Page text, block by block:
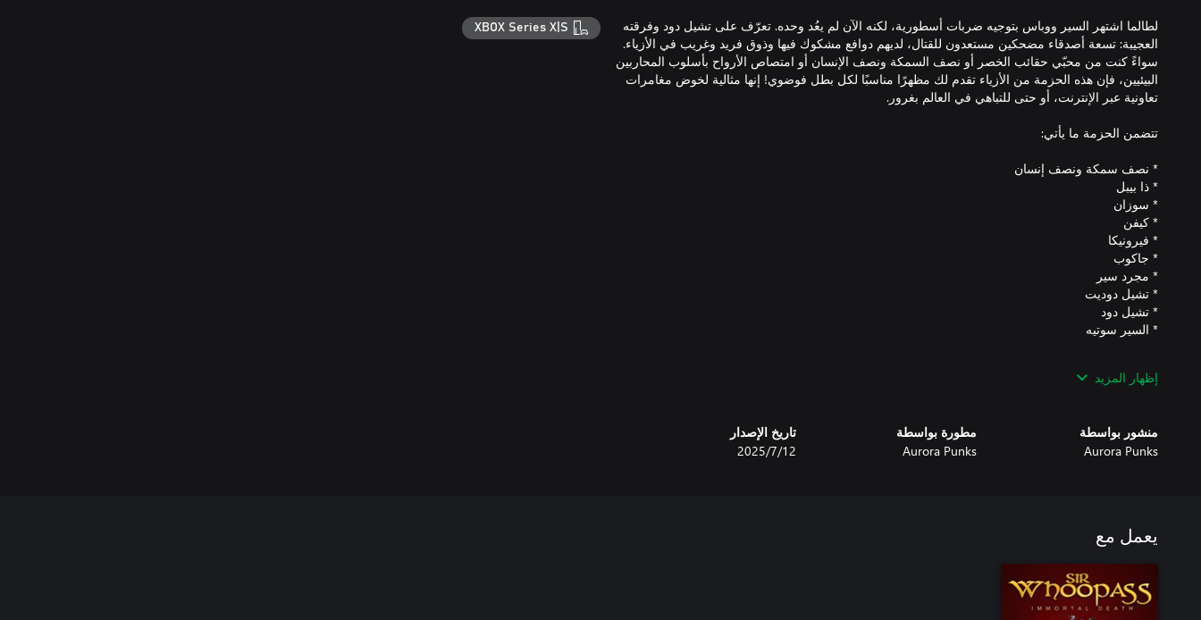
لطالما اشتهر السير ووباس بتوجيه ضربات أسطورية، لكنه الآن لم يعُد وحده. تعرّف على تشيل دود وفرقته
سواءً كنت من محبّي حقائب الخصر أو نصف السمكة ونصف الإنسان أو امتصاص الأرواح بأسلوب المحاربين
البيئيين، فإن هذه الحزمة من الأزياء تقدم لك مظهرًا مناسبًا لكل بطل فوضوي! إنها مثالية لخوض مغامرات
* تنويه: عَانَ بعض المطورين في أثناء إنتاج هذا المحتوى القابل للتنزيل فحسب.
إظهار المزيد
منشور بواسطة
Aurora Punks
مطورة بواسطة
Aurora Punks
تاريخ الإصدار
12‏/7‏/2025
XBOX Series X|S
يعمل مع